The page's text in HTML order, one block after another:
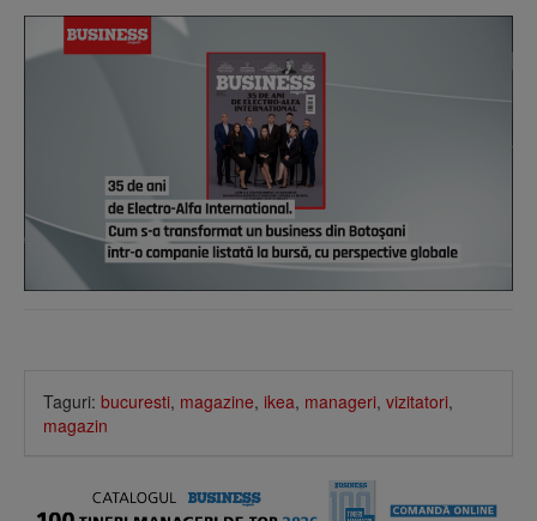
Taguri: bucuresti, magazine, ikea, manageri, vizitatori,
magazin